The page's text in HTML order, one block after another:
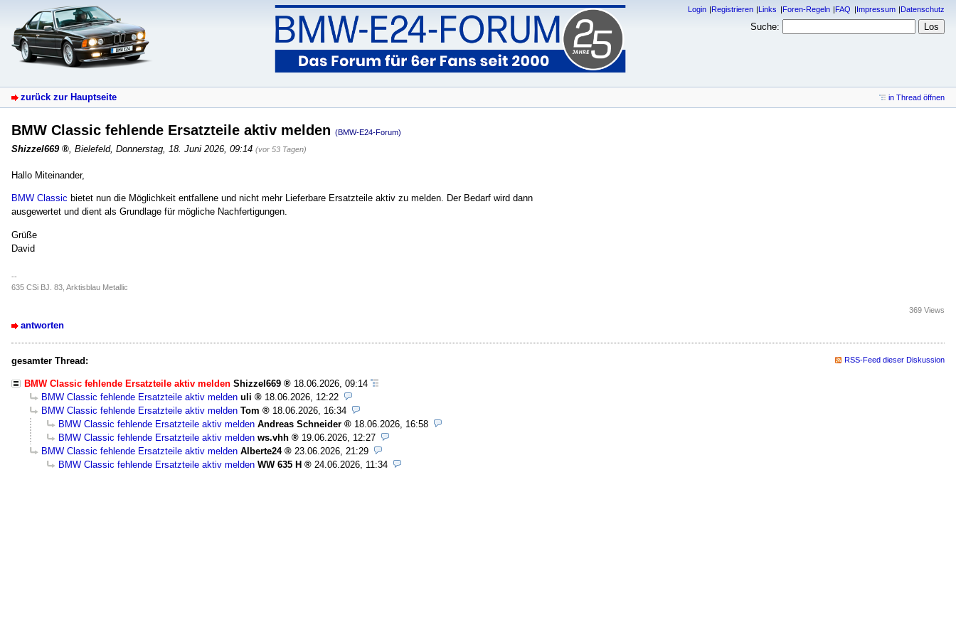
Login Registrieren Links Foren-Regeln FAQ Impressum Datenschutz
Suche:
zurück zur Hauptseite in Thread öffnen
BMW Classic fehlende Ersatzteile aktiv melden (BMW-E24-Forum)
Shizzel669 , Bielefeld, Donnerstag, 18. Juni 2026, 09:14 (vor 53 Tagen)
Hallo Miteinander,
BMW Classic bietet nun die Möglichkeit entfallene und nicht mehr Lieferbare Ersatzteile aktiv zu melden. Der Bedarf wird dann
ausgewertet und dient als Grundlage für mögliche Nachfertigungen.
Grüße
David
--
635 CSi BJ. 83, Arktisblau Metallic
antworten
369 Views
gesamter Thread: RSS-Feed dieser Diskussion
BMW Classic fehlende Ersatzteile aktiv melden Shizzel669
18.06.2026, 09:14
BMW Classic fehlende Ersatzteile aktiv melden uli
18.06.2026, 12:22
BMW Classic fehlende Ersatzteile aktiv melden Tom
18.06.2026, 16:34
BMW Classic fehlende Ersatzteile aktiv melden Andreas Schneider
18.06.2026, 16:58
BMW Classic fehlende Ersatzteile aktiv melden ws.vhh
19.06.2026, 12:27
BMW Classic fehlende Ersatzteile aktiv melden Alberte24
23.06.2026, 21:29
BMW Classic fehlende Ersatzteile aktiv melden WW 635 H 24.06.2026, 11:34